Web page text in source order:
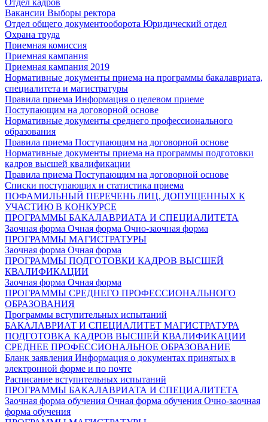
Вакансии Выборы ректора
Отдел общего документооборота Юридический отдел
Охрана труда
Приемная комиссия
Приемная кампания
Приемная кампания 2019
Нормативные документы приема на программы бакалавриата,
специалитета и магистратуры
Правила приема Информация о целевом приеме
Поступающим на договорной основе
Нормативные документы среднего профессионального
образования
Правила приема Поступающим на договорной основе
Нормативные документы приема на программы подготовки
кадров высшей квалификации
Правила приема Поступающим на договорной основе
Списки поступающих и статистика приема
ПОФАМИЛЬНЫЙ ПЕРЕЧЕНЬ ЛИЦ, ДОПУЩЕННЫХ К
УЧАСТИЮ В КОНКУРСЕ
ПРОГРАММЫ БАКАЛАВРИАТА И СПЕЦИАЛИТЕТА
Заочная форма Очная форма Очно-заочная форма
ПРОГРАММЫ МАГИСТРАТУРЫ
Заочная форма Очная форма
ПРОГРАММЫ ПОДГОТОВКИ КАДРОВ ВЫСШЕЙ
КВАЛИФИКАЦИИ
Заочная форма Очная форма
ПРОГРАММЫ СРЕДНЕГО ПРОФЕССИОНАЛЬНОГО
ОБРАЗОВАНИЯ
Программы вступительных испытаний
БАКАЛАВРИАТ И СПЕЦИАЛИТЕТ МАГИСТРАТУРА
ПОДГОТОВКА КАДРОВ ВЫСШЕЙ КВАЛИФИКАЦИИ
СРЕДНЕЕ ПРОФЕССИОНАЛЬНОЕ ОБРАЗОВАНИЕ
Бланк заявления Информация о документах принятых в
электронной форме и по почте
Расписание вступительных испытаний
ПРОГРАММЫ БАКАЛАВРИАТА И СПЕЦИАЛИТЕТА
Заочная форма обучения Очная форма обучения Очно-заочная
форма обучения